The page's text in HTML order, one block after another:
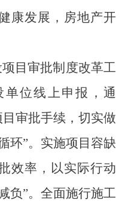
康发展，房地产开
目审批制度改革工
位线上申报，通
审批手续，切实做
环”。实施项目容缺
效率，以实际行动
负”。全面施行施工